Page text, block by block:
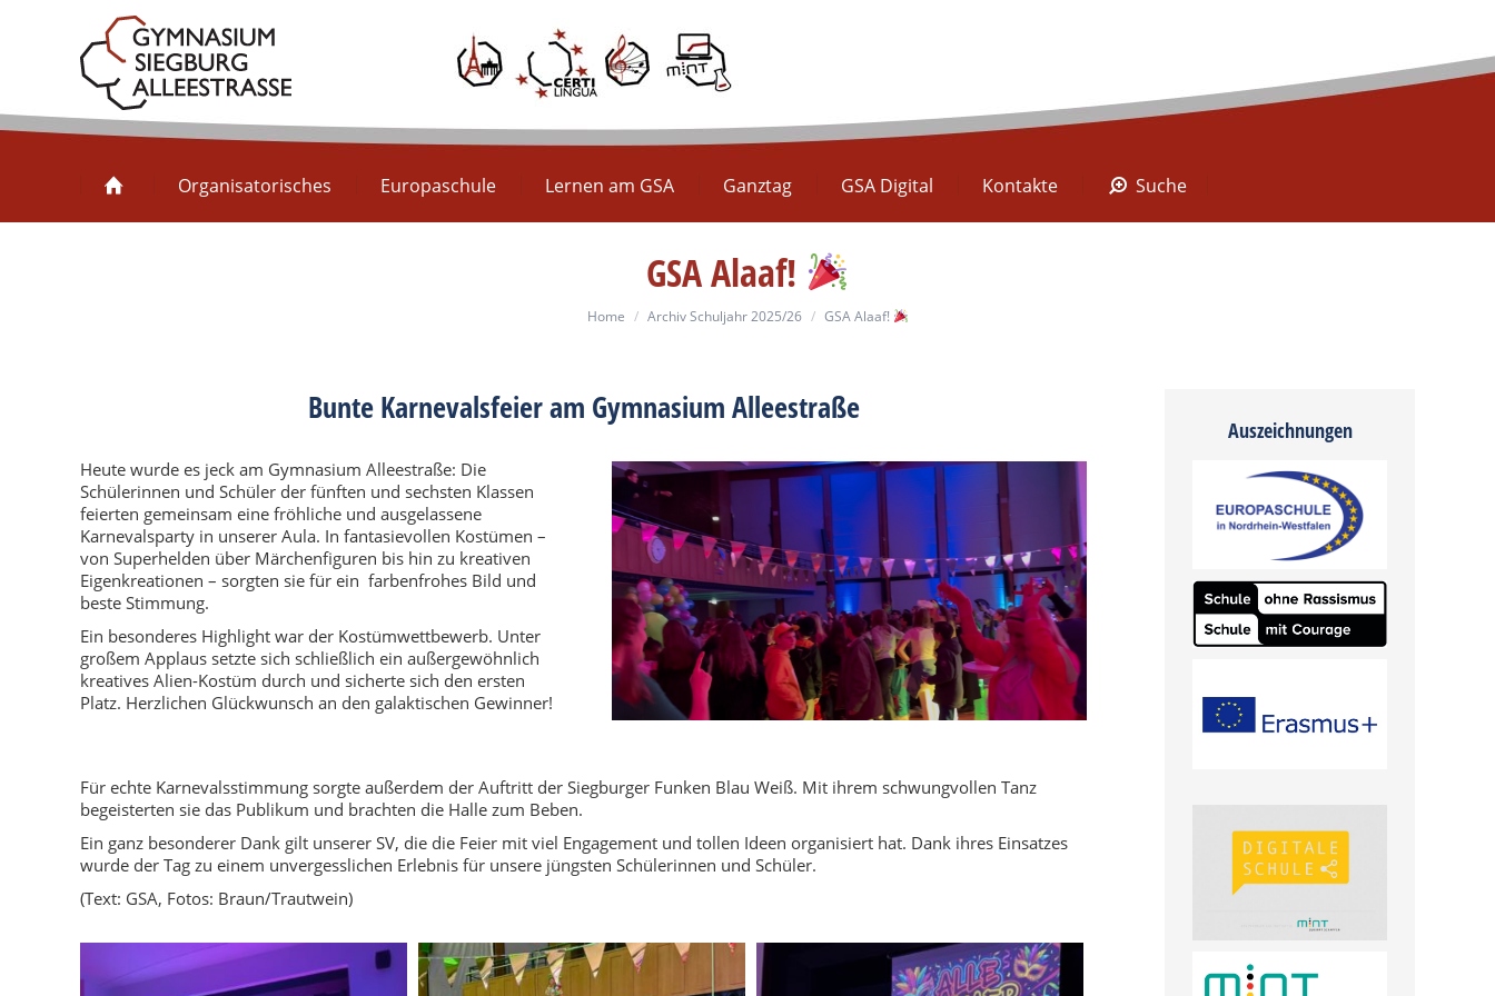
Organisatorisches Europaschule Lernen am GSA Ganztag GSA Digital Kontakte Suche
GSA Alaaf!
You are here:
Home Archiv Schuljahr 2025/26 GSA Alaaf!
Bunte Karnevalsfeier am Gymnasium Alleestraße
Heute wurde es jeck am Gymnasium Alleestraße: Die
Schülerinnen und Schüler der fünften und sechsten Klassen
feierten gemeinsam eine fröhliche und ausgelassene
Karnevalsparty in unserer Aula. In fantasievollen Kostümen –
von Superhelden über Märchenfiguren bis hin zu kreativen
Eigenkreationen – sorgten sie für ein farbenfrohes Bild und
beste Stimmung.
Ein besonderes Highlight war der Kostümwettbewerb. Unter
großem Applaus setzte sich schließlich ein außergewöhnlich
kreatives Alien-Kostüm durch und sicherte sich den ersten
Platz. Herzlichen Glückwunsch an den galaktischen Gewinner!
Für echte Karnevalsstimmung sorgte außerdem der Auftritt der Siegburger Funken Blau Weiß. Mit ihrem schwungvollen Tanz
begeisterten sie das Publikum und brachten die Halle zum Beben.
Ein ganz besonderer Dank gilt unserer SV, die die Feier mit viel Engagement und tollen Ideen organisiert hat. Dank ihres Einsatzes
wurde der Tag zu einem unvergesslichen Erlebnis für unsere jüngsten Schülerinnen und Schüler.
(Text: GSA, Fotos: Braun/Trautwein)
Auszeichnungen
Europaschule Lernen am GSA